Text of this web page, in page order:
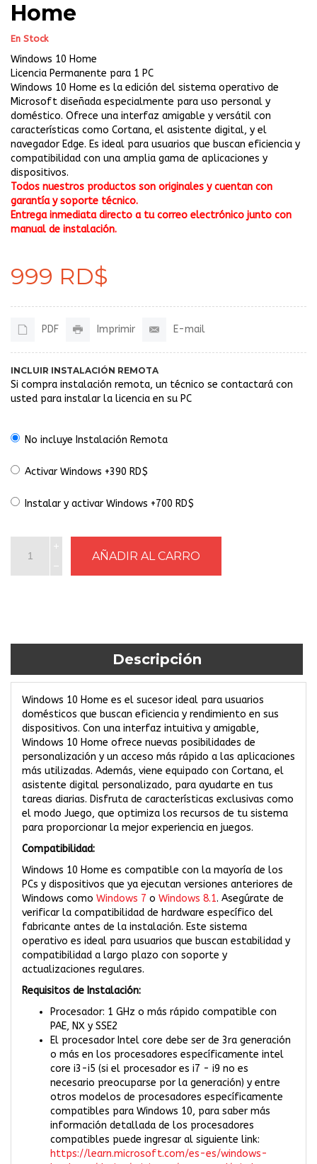
Home
En Stock
Windows 10 Home
Licencia Permanente para 1 PC
Windows 10 Home es la edición del sistema operativo de
Microsoft diseñada especialmente para uso personal y
doméstico. Ofrece una interfaz amigable y versátil con
características como Cortana, el asistente digital, y el
navegador Edge. Es ideal para usuarios que buscan eficiencia y
compatibilidad con una amplia gama de aplicaciones y
dispositivos.
Todos nuestros productos son originales y cuentan con
garantía y soporte técnico.
Entrega inmediata directo a tu correo electrónico junto con
manual de instalación.
999 RD$
PDF Imprimir E-mail
INCLUIR INSTALACIÓN REMOTA
Si compra instalación remota, un técnico se contactará con
usted para instalar la licencia en su PC
No incluye Instalación Remota
Activar Windows +390 RD$
Instalar y activar Windows +700 RD$
Descripción
Windows 10 Home es el sucesor ideal para usuarios
domésticos que buscan eficiencia y rendimiento en sus
dispositivos. Con una interfaz intuitiva y amigable,
Windows 10 Home ofrece nuevas posibilidades de
personalización y un acceso más rápido a las aplicaciones
más utilizadas. Además, viene equipado con Cortana, el
asistente digital personalizado, para ayudarte en tus
tareas diarias. Disfruta de características exclusivas como
el modo Juego, que optimiza los recursos de tu sistema
para proporcionar la mejor experiencia en juegos.
Compatibilidad:
Windows 10 Home es compatible con la mayoría de los
PCs y dispositivos que ya ejecutan versiones anteriores de
Windows como Windows 7 o Windows 8.1. Asegúrate de
verificar la compatibilidad de hardware específico del
fabricante antes de la instalación. Este sistema
operativo es ideal para usuarios que buscan estabilidad y
compatibilidad a largo plazo con soporte y
actualizaciones regulares.
Requisitos de Instalación:
Procesador: 1 GHz o más rápido compatible con
PAE, NX y SSE2
El procesador Intel core debe ser de 3ra generación
o más en los procesadores específicamente intel
core i3-i5 (si el procesador es i7 - i9 no es
necesario preocuparse por la generación) y entre
otros modelos de procesadores específicamente
compatibles para Windows 10, para saber más
información detallada de los procesadores
compatibles puede ingresar al siguiente link:
https://learn.microsoft.com/es-es/windows-